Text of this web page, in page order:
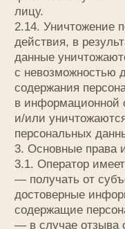
— публиковать или иным
неограниченный доступ к
в отношении обработки
— принимать правовые,
и технические меры для
данных от неправомерного
доступа к ним,
распространения
от иных неправомерных
персональных данных;
— прекратить передачу
предоставление, доступ)
прекратить обработку и
данные в порядке и
Законом о персональных
— исполнять иные
Законом о персональных
4. Основные права и
персональных данных
4.1. Субъекты